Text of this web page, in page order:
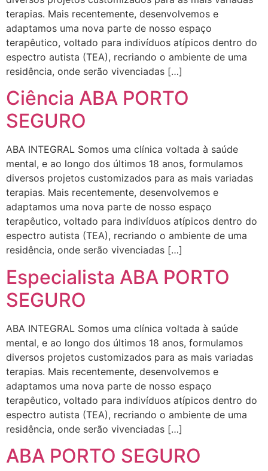
terapias. Mais recentemente, desenvolvemos e
adaptamos uma nova parte de nosso espaço
terapêutico, voltado para indivíduos atípicos dentro do
espectro autista (TEA), recriando o ambiente de uma
residência, onde serão vivenciadas […]
Ciência ABA PORTO
SEGURO
ABA INTEGRAL Somos uma clínica voltada à saúde
mental, e ao longo dos últimos 18 anos, formulamos
diversos projetos customizados para as mais variadas
terapias. Mais recentemente, desenvolvemos e
adaptamos uma nova parte de nosso espaço
terapêutico, voltado para indivíduos atípicos dentro do
espectro autista (TEA), recriando o ambiente de uma
residência, onde serão vivenciadas […]
Especialista ABA PORTO
SEGURO
ABA INTEGRAL Somos uma clínica voltada à saúde
mental, e ao longo dos últimos 18 anos, formulamos
diversos projetos customizados para as mais variadas
terapias. Mais recentemente, desenvolvemos e
adaptamos uma nova parte de nosso espaço
terapêutico, voltado para indivíduos atípicos dentro do
espectro autista (TEA), recriando o ambiente de uma
residência, onde serão vivenciadas […]
ABA PORTO SEGURO